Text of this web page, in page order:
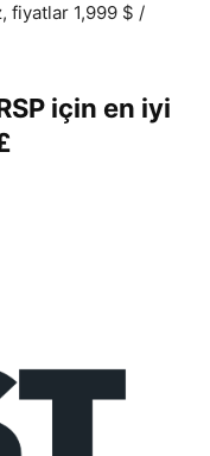
fiyatlar 1,999 $ /
için en iyi